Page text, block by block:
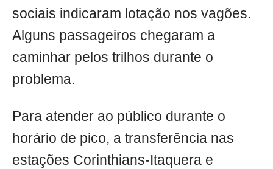
sociais indicaram lotação nos vagões.
Alguns passageiros chegaram a
caminhar pelos trilhos durante o
problema.
Para atender ao público durante o
horário de pico, a transferência nas
estações Corinthians-Itaquera e